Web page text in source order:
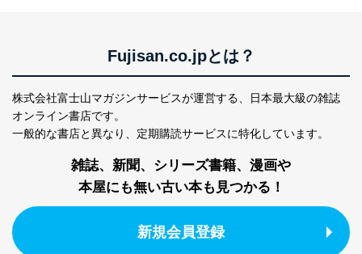
Fujisan.co.jpとは？
株式会社富士山マガジンサービスが運営する、
日本最大級の雑誌
オンライン書店です。
一般的な書店と異なり、 定期購読サービスに特化しています。
雑誌、新聞、シリーズ書籍、漫画や
本屋にも無い古い本も見つかる！
新規会員登録